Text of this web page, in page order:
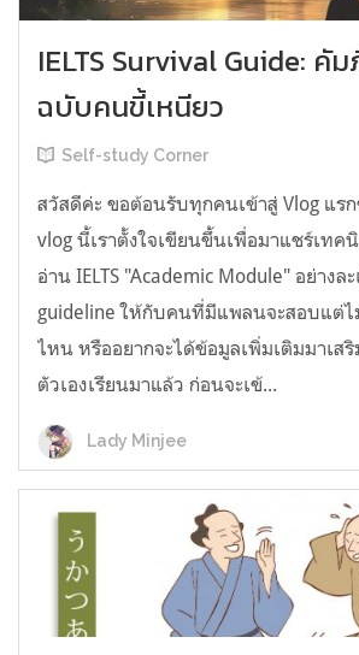
IELTS Survival Guide: คัม
ฉบับคนขี้เหนียว
Self-study Corner
สวัสดีค่ะ ขอต้อนรับทุกคนเข้าสู่ Vlog แรก
vlog นี้เราตั้งใจเขียนขึ้นเพื่อมาแชร์เทค
อ่าน IELTS "Academic Module" อย่างล
guideline ให้กับคนที่มีแพลนจะสอบแต่ไ
ไหน หรืออยากจะได้ข้อมูลเพิ่มเติมมาเส
ตัวเองเรียนมาแล้ว ก่อนจะเข้...
Lady Minjee